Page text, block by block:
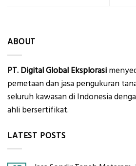
ABOUT
PT. Digital Global Eksplorasi
pemetaan dan jasa pengukuran
seluruh kawasan di Indonesia
ahli bersertifikat.
LATEST POSTS